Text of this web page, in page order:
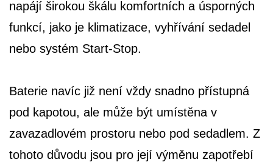
napájí širokou škálu komfortních a úsporných
funkcí, jako je klimatizace, vyhřívání sedadel
nebo systém Start-Stop.
Baterie navíc již není vždy snadno přístupná
pod kapotou, ale může být umístěna v
zavazadlovém prostoru nebo pod sedadlem. Z
tohoto důvodu jsou pro její výměnu zapotřebí